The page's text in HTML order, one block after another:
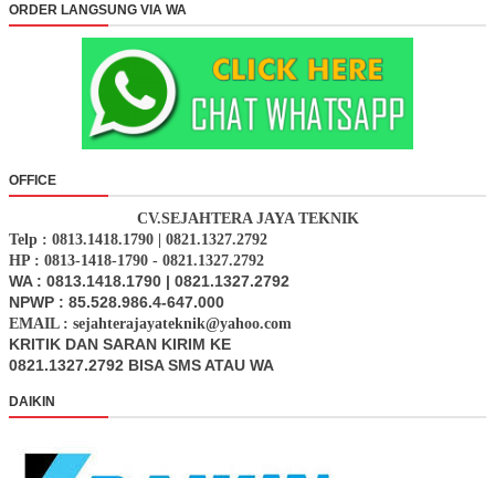
ORDER LANGSUNG VIA WA
OFFICE
CV.SEJAHTERA JAYA TEKNIK
Telp : 0813.1418.1790 | 0821.1327.2792
HP : 0813-1418-1790 - 0821.1327.2792
WA : 0813.1418.1790 | 0821.1327.2792
NPWP : 85.528.986.4-647.000
EMAIL : sejahterajayateknik@yahoo.com
KRITIK DAN SARAN KIRIM KE
0821.1327.2792 BISA SMS ATAU WA
DAIKIN